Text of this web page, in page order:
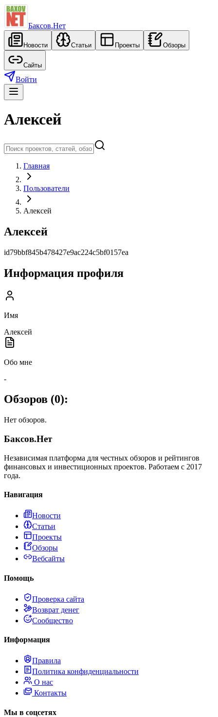
Баксов.Нет
Новости Статьи Проекты Обзоры
Сайты
Войти
Алексей
Главная
Пользователи
Алексей
Алексей
id79bbf845b478427e9ac224c5bf0157ea
Информация профиля
Имя
Алексей
Обо мне
-
Обзоров (0):
Нет обзоров.
Баксов.Нет
Независимая платформа для честных обзоров и рейтингов
финансовых и инвестиционных проектов. Работаем с 2017
года.
Навигация
Новости
Статьи
Проекты
Обзоры
Вебсайты
Помощь
Проверка сайта
Возврат денег
Сообщество
Информация
Правила
Политика конфиденциальности
О нас
Контакты
Мы в соцсетях